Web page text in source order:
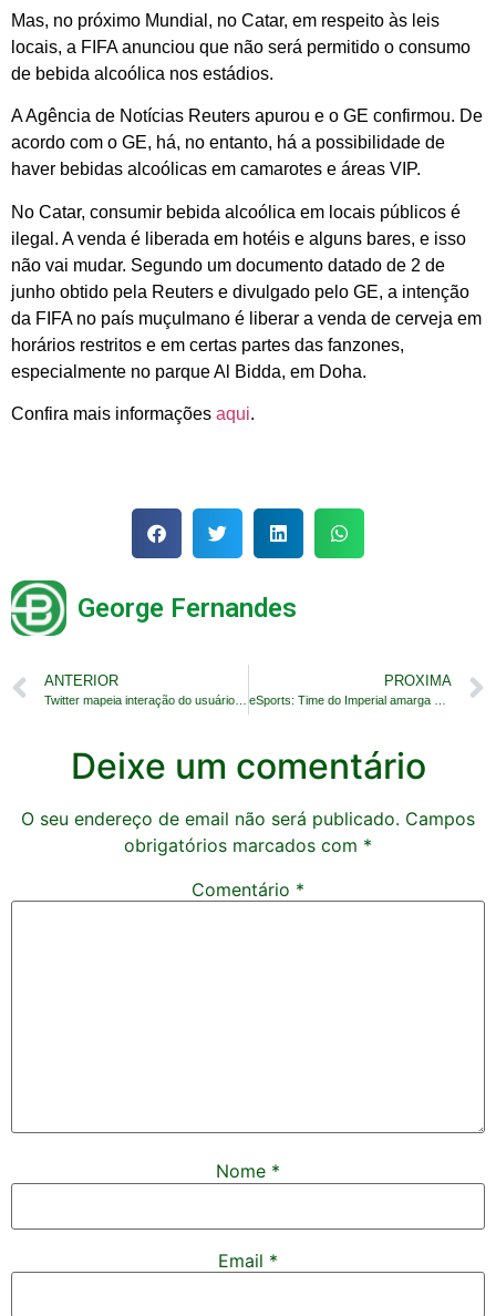
Mas, no próximo Mundial, no Catar, em respeito às leis
locais, a FIFA anunciou que não será permitido o consumo
de bebida alcoólica nos estádios.
A Agência de Notícias Reuters apurou e o GE confirmou. De
acordo com o GE, há, no entanto, há a possibilidade de
haver bebidas alcoólicas em camarotes e áreas VIP.
No Catar, consumir bebida alcoólica em locais públicos é
ilegal. A venda é liberada em hotéis e alguns bares, e isso
não vai mudar. Segundo um documento datado de 2 de
junho obtido pela Reuters e divulgado pelo GE, a intenção
da FIFA no país muçulmano é liberar a venda de cerveja em
horários restritos e em certas partes das fanzones,
especialmente no parque Al Bidda, em Doha.
Confira mais informações aqui.
George Fernandes
ANTERIOR PROXIMA
Deixe um comentário
O seu endereço de email não será publicado. Campos
obrigatórios marcados com *
Comentário *
Nome *
Email *